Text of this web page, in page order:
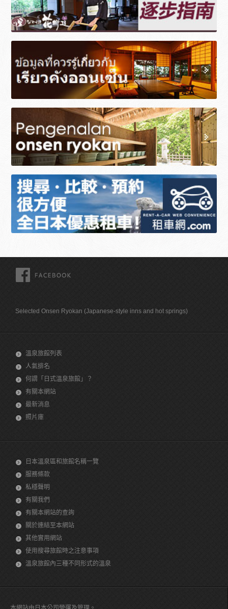
Selected Onsen Ryokan (Japanese-style inns and hot springs)
溫泉旅館列表
人氣排名
何謂「日式溫泉旅館」？
有關本網站
最新消息
照片庫
日本溫泉區和旅館名稱一覽
服務條款
私穩聲明
有關我們
有關本網站的查詢
關於連結至本網站
其他實用網站
使用搜尋旅館時之注意事項
溫泉旅館內三種不同形式的溫泉